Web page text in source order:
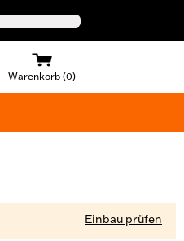
Warenkorb (0)
Einbau prüfen